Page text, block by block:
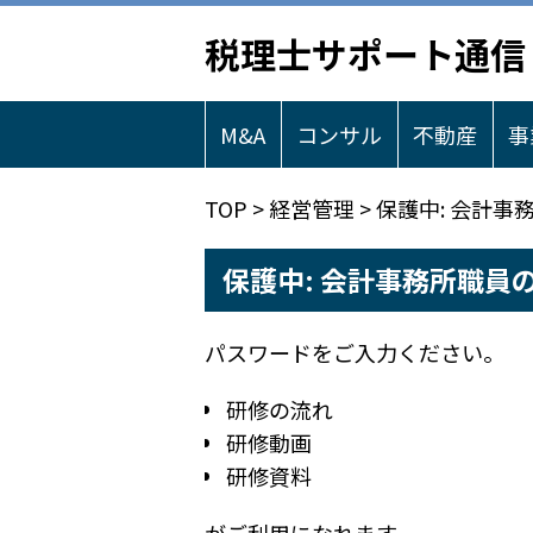
税理士サポート通信
M&A コンサル 不動産
TOP >経営管理 >保護中: 会計事
保護中: 会計事務所職員
パスワードをご入力ください。
研修の流れ
研修動画
研修資料